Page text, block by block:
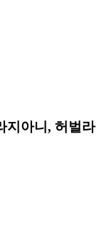
지아니, 허벌라